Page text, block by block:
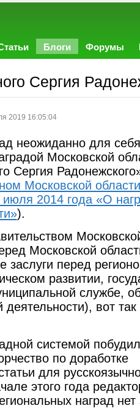
Блоги Форумы
Сергия
2019 16:05:04
неожиданно для себя
Московской
Сергия
Московской
2014 года «О
).
Московской
заслуги перед
развитии,
службе,
деятельности), вот так
системой
по доработке
для
этого года
наград